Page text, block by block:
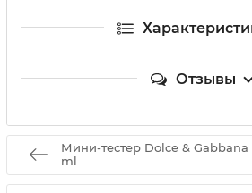
Отзывы
Мини-тестер Dolce & Gabbana
ml